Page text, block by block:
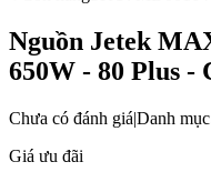
Nguồn Jetek
650W - 80 Plus -
Chưa có đánh giá|Danh
Giá ưu đãi